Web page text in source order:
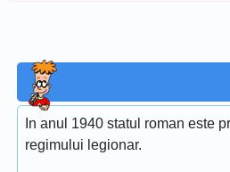
In anul 1940 statul roman este
regimului legionar.